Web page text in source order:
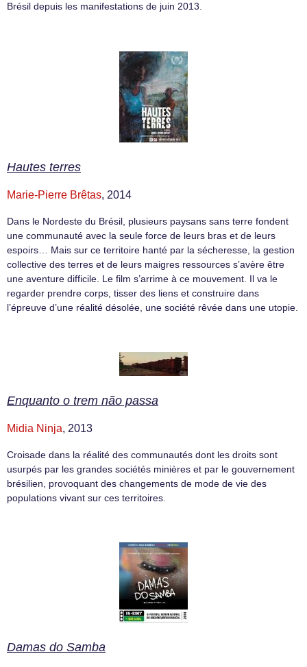
Brésil depuis les manifestations de juin 2013.
Hautes terres
Marie-Pierre Brêtas, 2014
Dans le Nordeste du Brésil, plusieurs paysans sans terre fondent
une communauté avec la seule force de leurs bras et de leurs
espoirs… Mais sur ce territoire hanté par la sécheresse, la gestion
collective des terres et de leurs maigres ressources s’avère être
une aventure difficile. Le film s’arrime à ce mouvement. Il va le
regarder prendre corps, tisser des liens et construire dans
l’épreuve d’une réalité désolée, une société rêvée dans une utopie.
Enquanto o trem não passa
Midia Ninja, 2013
Croisade dans la réalité des communautés dont les droits sont
usurpés par les grandes sociétés minières et par le gouvernement
brésilien, provoquant des changements de mode de vie des
populations vivant sur ces territoires.
Damas do Samba